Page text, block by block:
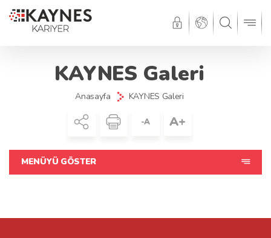
KAYNES Galeri
Anasayfa KAYNES Galeri
-A A+
MENÜYÜ GÖSTER